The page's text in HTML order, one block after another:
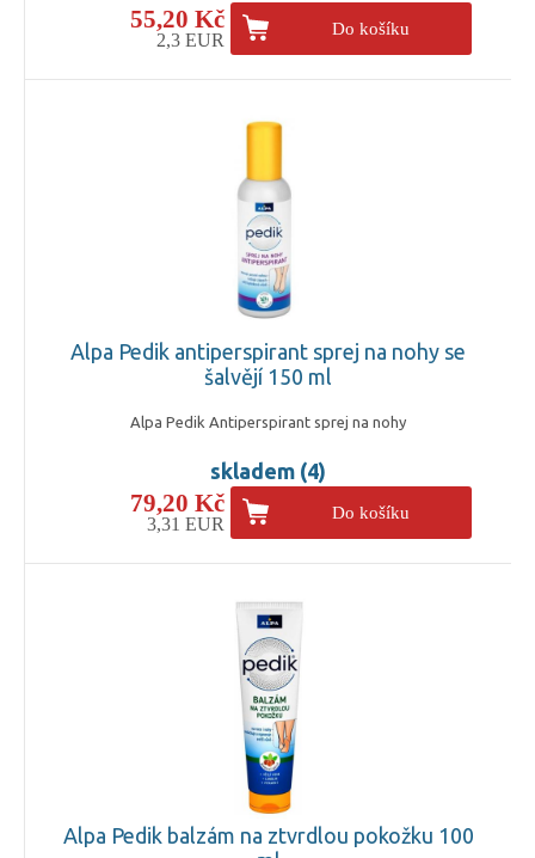
55,20 Kč
2,3 EUR
Do košíku
Alpa Pedik antiperspirant sprej na nohy se
šalvějí 150 ml
Alpa Pedik Antiperspirant sprej na nohy
skladem (4)
79,20 Kč
3,31 EUR
Do košíku
Alpa Pedik balzám na ztvrdlou pokožku 100